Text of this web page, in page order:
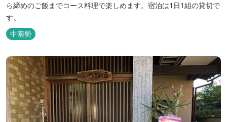
ら締めのご飯までコース料理で楽しめます。宿泊は1日1組の貸切で
す。
中南勢